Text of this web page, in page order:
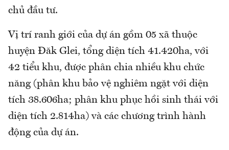
chủ đầu tư.
Vị trí ranh giới của dự án gồm 05 xã thuộc
huyện Đăk Glei, tổng diện tích 41.420ha, với
42 tiểu khu, được phân chia nhiều khu chức
năng (phân khu bảo vệ nghiêm ngặt với diện
tích 38.606ha; phân khu phục hồi sinh thái với
diện tích 2.814ha) và các chương trình hành
động của dự án.